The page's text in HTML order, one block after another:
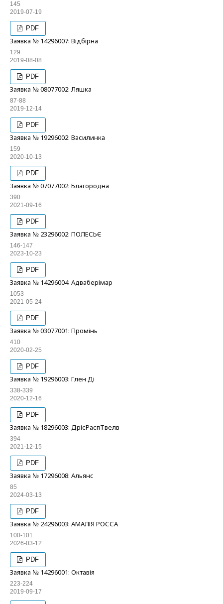
145
2019-07-19
PDF
Заявка № 14296007: Відбірна
129
2019-08-08
PDF
Заявка № 08077002: Ляшка
87-88
2019-12-14
PDF
Заявка № 19296002: Василинка
159
2020-10-13
PDF
Заявка № 07077002: Благородна
390
2021-09-16
PDF
Заявка № 23296002: ПОЛЕСЬЄ
146-147
2023-10-23
PDF
Заявка № 14296004: Адваберімар
1053
2021-05-24
PDF
Заявка № 03077001: Промінь
410
2020-02-25
PDF
Заявка № 19296003: Глен Ді
338-339
2020-12-16
PDF
Заявка № 18296003: ДрісРаспТвелв
394
2021-12-15
PDF
Заявка № 17296008: Альянс
85
2024-03-13
PDF
Заявка № 24296003: АМАЛІЯ РОССА
100-101
2026-03-12
PDF
Заявка № 14296001: Октавія
223-224
2019-09-17